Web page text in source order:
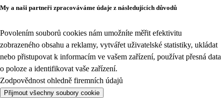
My a naši partneři zpracováváme údaje z následujících důvodů
Povolením souborů cookies nám umožníte měřit efektivitu
zobrazeného obsahu a reklamy, vytvářet uživatelské statistiky, ukládat
nebo přistupovat k informacím ve vašem zařízení, používat přesná data
o poloze a identifikovat vaše zařízení.
Zodpovědnost ohledně firemních údajů
Přijmout všechny soubory cookie